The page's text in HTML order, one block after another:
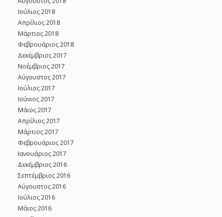
Ιούλιος 2018
Απρίλιος 2018
Μάρτιος 2018
Φεβρουάριος 2018
Δεκέμβριος 2017
Νοέμβριος 2017
Αύγουστος 2017
Ιούλιος 2017
Ιούνιος 2017
Μάιος 2017
Απρίλιος 2017
Μάρτιος 2017
Φεβρουάριος 2017
Ιανουάριος 2017
Δεκέμβριος 2016
Σεπτέμβριος 2016
Αύγουστος 2016
Ιούλιος 2016
Μάιος 2016